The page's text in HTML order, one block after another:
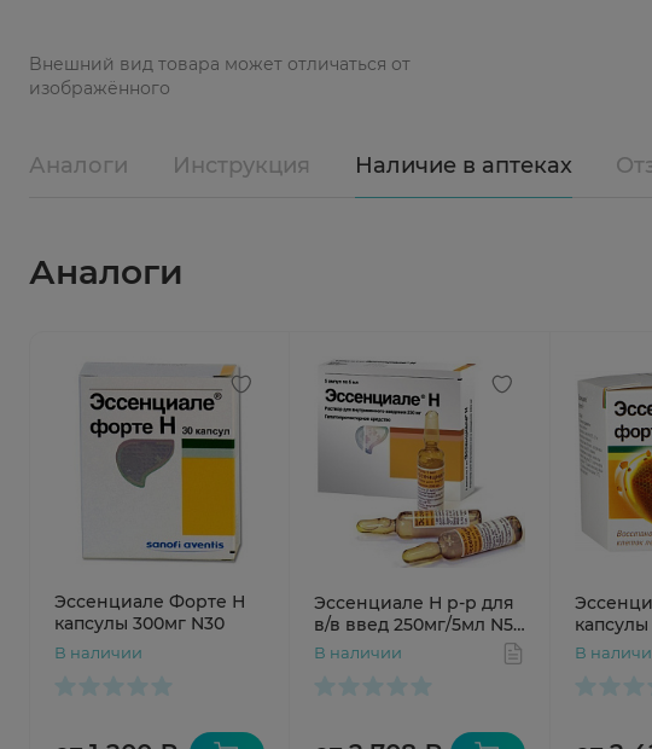
Bнешний вид товара может отличаться от
изображённого
Аналоги Инструкция Наличие в аптеках
Аналоги
Эссенциале Форте Н
капсулы 300мг N30
В наличии
Эссенциале Н р-р для
в/в введ 250мг/5мл N5
амп
В наличии В